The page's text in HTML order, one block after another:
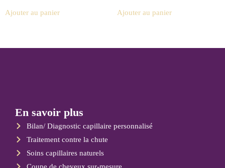
Ajouter au panier Ajouter au panier
En savoir plus
Bilan/ Diagnostic capillaire personnalisé
Traitement contre la chute
Soins capillaires naturels
Coupe de cheveux sur-mesure